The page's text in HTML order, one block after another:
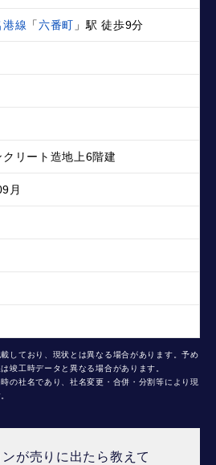
港線 「六番町 」駅 徒歩9分
リート造地上6階建
月
しており、現状とは異なる場合があります。予め
竣工時データと異なる場合があります。
の社名であり、社名変更・合併・分割等により現
が売りに出たら教えて